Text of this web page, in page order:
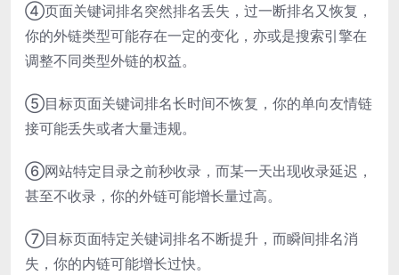
④页面关键词排名突然排名丢失，过一断排名又恢复，
你的外链类型可能存在一定的变化，亦或是搜索引擎在
调整不同类型外链的权益。
⑤目标页面关键词排名长时间不恢复，你的单向友情链
接可能丢失或者大量违规。
⑥网站特定目录之前秒收录，而某一天出现收录延迟，
甚至不收录，你的外链可能增长量过高。
⑦目标页面特定关键词排名不断提升，而瞬间排名消
失，你的内链可能增长过快。